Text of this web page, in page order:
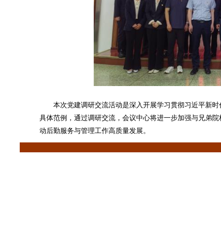
本次党建调研交流活动是深入开展学习贯彻习近平新时
具体范例，通过调研交流，会议中心将进一步加强与兄弟
动后勤服务与管理工作高质量发展。